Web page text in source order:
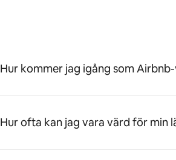
Hur kommer jag igång som
Hur ofta kan jag vara värd för min